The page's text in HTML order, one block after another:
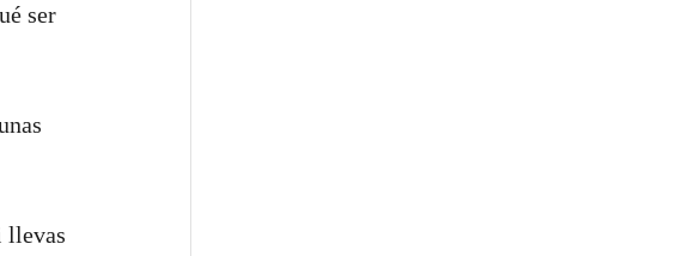
ser
llevas